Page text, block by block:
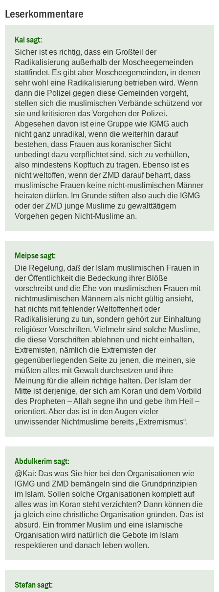
Leserkommentare
Kai sagt:
Sicher ist es richtig, dass ein Großteil der
Radikalisierung außerhalb der Moscheegemeinden
stattfindet. Es gibt aber Moscheegemeinden, in denen
sehr wohl eine Radikalisierung betrieben wird. Wenn
dann die Polizei gegen diese Gemeinden vorgeht,
stellen sich die muslimischen Verbände schützend vor
sie und kritisieren das Vorgehen der Polizei.
Abgesehen davon ist eine Gruppe wie IGMG auch
nicht ganz unradikal, wenn die weiterhin darauf
bestehen, dass Frauen aus koranischer Sicht
unbedingt dazu verpflichtet sind, sich zu verhüllen,
also mindestens Kopftuch zu tragen. Ebenso ist es
nicht weltoffen, wenn der ZMD darauf beharrt, dass
muslimische Frauen keine nicht-muslimischen Männer
heiraten dürfen. Im Grunde stiften also auch die IGMG
oder der ZMD junge Muslime zu gewalttätigem
Vorgehen gegen Nicht-Muslime an.
Meipse sagt:
Die Regelung, daß der Islam muslimischen Frauen in
der Öffentlichkeit die Bedeckung ihrer Blöße
vorschreibt und die Ehe von muslimischen Frauen mit
nichtmuslimischen Männern als nicht gültig ansieht,
hat nichts mit fehlender Weltoffenheit oder
Radikalisierung zu tun, sondern gehört zur Einhaltung
religiöser Vorschriften. Vielmehr sind solche Muslime,
die diese Vorschriften ablehnen und nicht einhalten,
Extremisten, nämlich die Extremisten der
gegenüberliegenden Seite zu jenen, die meinen, sie
müßten alles mit Gewalt durchsetzen und ihre
Meinung für die allein richtige halten. Der Islam der
Mitte ist derjenige, der sich am Koran und dem Vorbild
des Propheten – Allah segne ihn und gebe ihm Heil –
orientiert. Aber das ist in den Augen vieler
unwissender Nichtmuslime bereits „Extremismus“.
Abdulkerim sagt:
@Kai: Das was Sie hier bei den Organisationen wie
IGMG und ZMD bemängeln sind die Grundprinzipien
im Islam. Sollen solche Organisationen komplett auf
alles was im Koran steht verzichten? Dann können die
ja gleich eine christliche Organisation gründen. Das ist
absurd. Ein frommer Muslim und eine islamische
Organisation wird natürlich die Gebote im Islam
respektieren und danach leben wollen.
Stefan sagt: